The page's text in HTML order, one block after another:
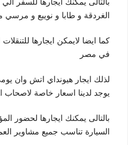
بالتالى يمكنك ايجارها للسفر
الغردقة و طابا و نويبع و
كما ايضا لايمكن ايجارها
في مصر
لذلك ايجار هيونداي اتش وان
يوجد لدينا اسعار خاصة لاصحاب
بالتالى يمكنك ايجارها لحضور
السيارة تناسب جميع مشاوير